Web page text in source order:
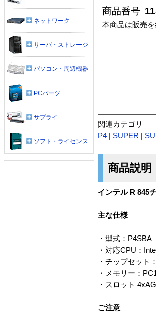
商品番号
本商品は販売
関連カテゴリ
P4
SUPER
商品説明
インテル R 845
主な仕様
・型式：P4SBA
・対応CPU：
・チップセット
・メモリー：
・スロット
ご注意
ネットワーク
サーバ・ストレージ
パソコン・周辺機器
PCパーツ
サプライ
ソフト・ライセンス